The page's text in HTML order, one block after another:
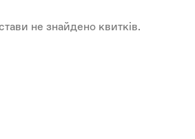
не знайдено квитків.